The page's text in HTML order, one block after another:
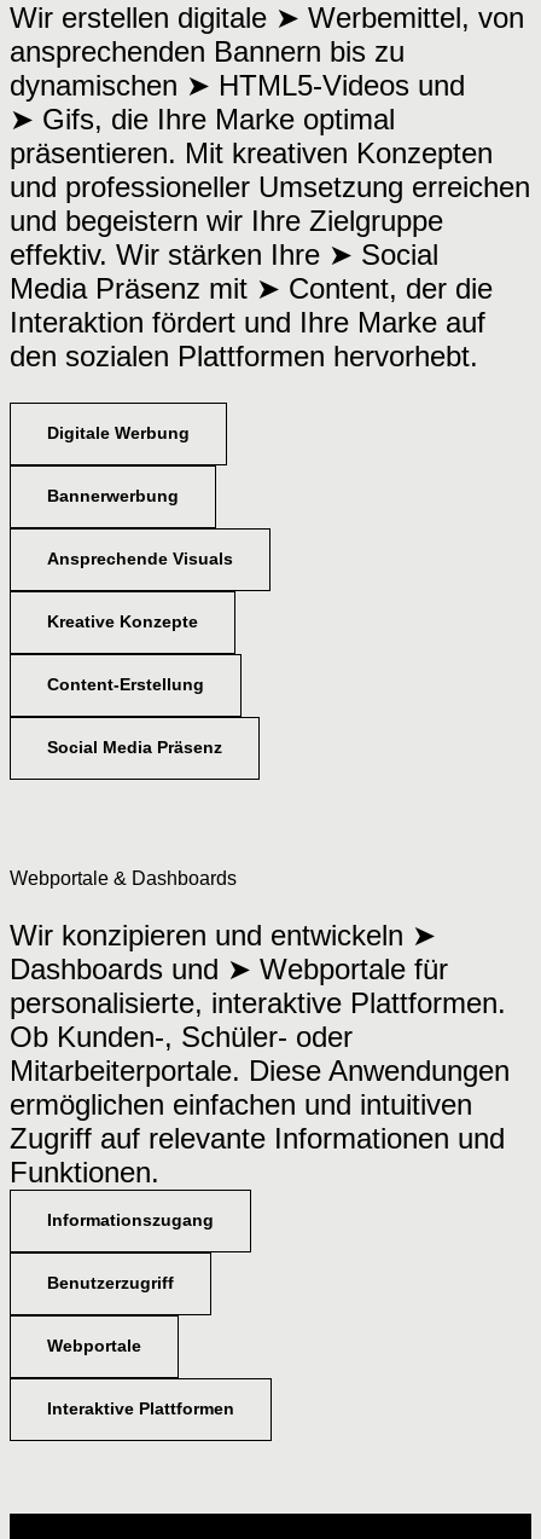
Wir erstellen digitale ➤ Werbemittel, von
ansprechenden Bannern bis zu
dynamischen ➤ HTML5-Videos und
➤ Gifs, die Ihre Marke optimal
präsentieren. Mit kreativen Konzepten
und professioneller Umsetzung erreichen
und begeistern wir Ihre Zielgruppe
effektiv. Wir stärken Ihre ➤ Social
Media Präsenz mit ➤ Content, der die
Interaktion fördert und Ihre Marke auf
den sozialen Plattformen hervorhebt.
Digitale Werbung
Bannerwerbung
Ansprechende Visuals
Kreative Konzepte
Content-Erstellung
Social Media Präsenz
Webportale & Dashboards
Wir konzipieren und entwickeln ➤
Dashboards und ➤ Webportale für
personalisierte, interaktive Plattformen.
Ob Kunden-, Schüler- oder
Mitarbeiterportale. Diese Anwendungen
ermöglichen einfachen und intuitiven
Zugriff auf relevante Informationen und
Funktionen.
Informationszugang
Benutzerzugriff
Webportale
Interaktive Plattformen